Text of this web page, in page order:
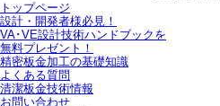
トップページ
設計・開発者様必見！
VA･VE設計技術ハンドブックを
無料プレゼント！
精密板金加工の基礎知識
よくある質問
清潔板金技術情報
お問い合わせ